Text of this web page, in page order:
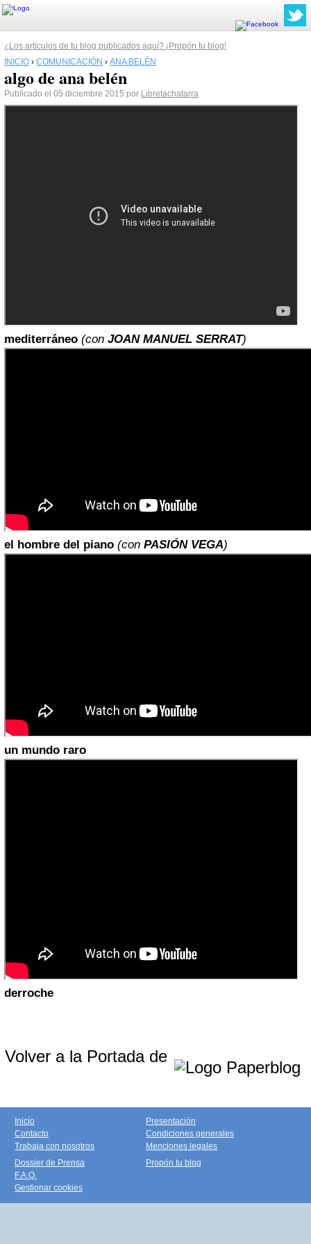
¿Los artículos de tu blog publicados aquí? ¡Propón tu blog!
INICIO › COMUNICACIÓN › ANA BELÉN
algo de ana belén
Publicado el 05 diciembre 2015 por Libretachatarra
mediterráneo (con JOAN MANUEL SERRAT)
el hombre del piano (con PASIÓN VEGA)
un mundo raro
derroche
Volver a la Portada de
Inicio
Contacto
Trabaja con nosotros
Presentación
Condiciones generales
Menciones legales
Dossier de Prensa
F.A.Q.
Gestionar cookies
Propón tu blog